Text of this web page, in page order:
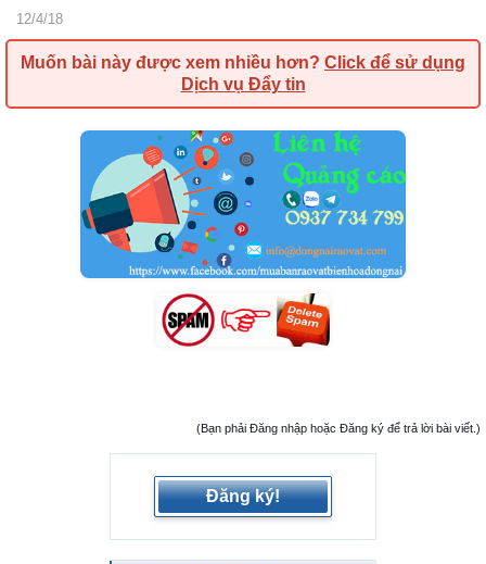
12/4/18
Muốn bài này được xem nhiều hơn? Click để sử dụng
Dịch vụ Đẩy tin
(Bạn phải Đăng nhập hoặc Đăng ký để trả lời bài viết.)
Đăng ký!